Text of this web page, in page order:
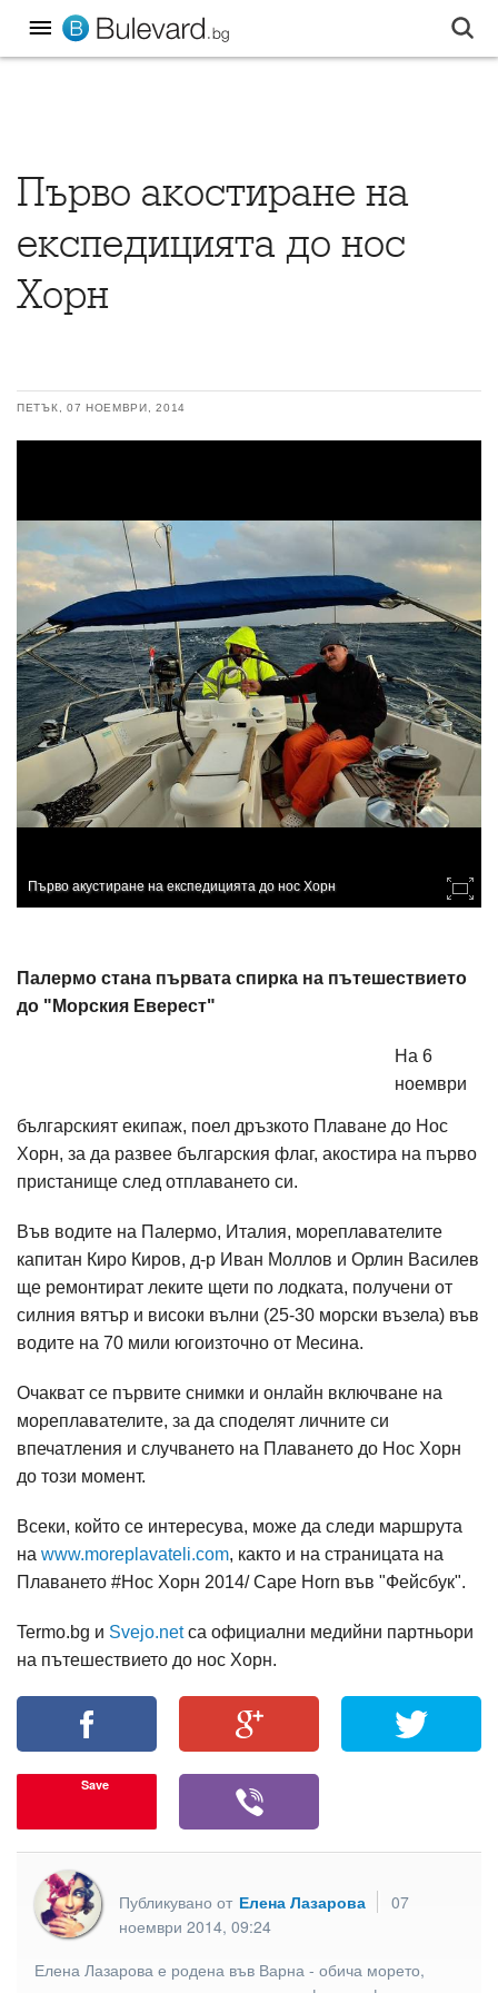
Първо акостиране на
експедицията до нос
Хорн
ПЕТЪК, 07 НОЕМВРИ, 2014
Първо акустиране на експедицията до нос Хорн
Палермо стана първата спирка на пътешествието
до "Морския Еверест"
На 6
ноември
българският екипаж, поел дръзкото Плаване до Нос
Хорн, за да развее българския флаг, акостира на първо
пристанище след отплаването си.
Във водите на Палермо, Италия, мореплавателите
капитан Киро Киров, д-р Иван Моллов и Орлин Василев
ще ремонтират леките щети по лодката, получени от
силния вятър и високи вълни (25-30 морски възела) във
водите на 70 мили югоизточно от Месина.
Очакват се първите снимки и онлайн включване на
мореплавателите, за да споделят личните си
впечатления и случването на Плаването до Нос Хорн
до този момент.
Всеки, който се интересува, може да следи маршрута
на www.moreplavateli.com, както и на страницата на
Плаването #Нос Хорн 2014/ Cape Horn във "Фейсбук".
Termo.bg и Svejo.netса официални медийни партньори
на пътешествието до нос Хорн.
Save
Публикувано от Елена Лазарова
07
ноември 2014, 09:24
Елена Лазарова е родена във Варна - обича морето,